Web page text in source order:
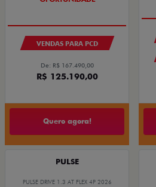
VENDAS PARA PCD
De: R$ 167.490,00
R$ 125.190,00
Quero agora!
PULSE
PULSE DRIVE 1.3 AT FLEX 4P 2026